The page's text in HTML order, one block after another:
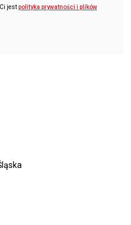
jestpolityka prywatności i plików